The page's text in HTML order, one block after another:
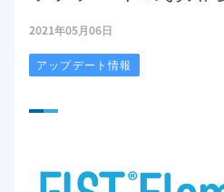
2021年05月06日
アップデート情報